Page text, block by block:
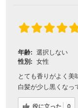
年齢: 選択しない
性別: 女性
とても香りがよく美
白髪が少し黒くなっ
役に立った 0